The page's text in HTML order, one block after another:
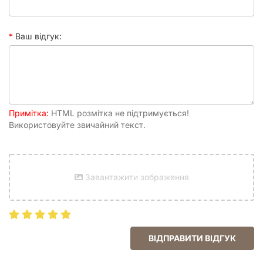
маркери суші – 1 для підрахунку балів, 2
Час партії 40 хвилин
Друковане видання
Ваш відгук:
Примітка: HTML розмітка не підтримується!
Використовуйте звичайний текст.
Завантажити зображення
ВІДПРАВИТИ ВІДГУК